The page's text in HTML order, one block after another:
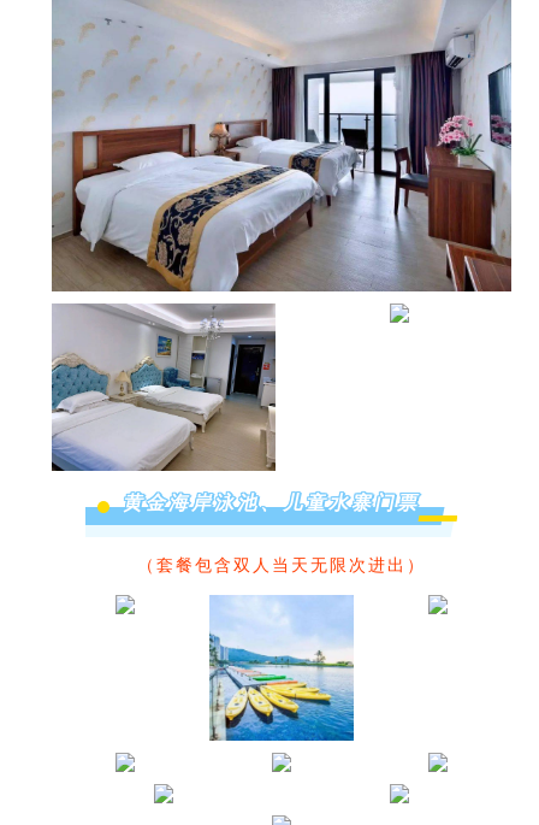
黄金海岸泳池、儿童水寨门票
（套餐包含双人当天无限次进出）